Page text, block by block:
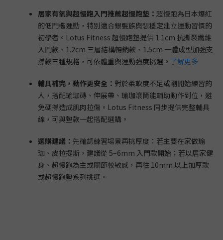
居家有氧與超慢跑入門推薦超慢跑墊： 超慢跑為日本爆紅
的低門檻運動，特別適合銀髮族與想穩定建立運動習慣的
初學者。Lotus Fitness 超慢跑墊提供 1.1cm 抗撕裂纖維
入門款、1.2cm 三層結構暢銷款、1.5cm 一體成型加強支
撐款三種規格，可依體重與運動強度挑選。 了解更多
輔具補完，動作更安全： 對於柔軟度不足或剛開始練習的
人，搭配瑜珈磚、伸展帶、瑜珈滾筒能輔助動作到位，避
免硬撐造成肌肉拉傷。Lotus Fitness 同步提供完整輔具
線，可與墊款一起搭配選購。
選購建議： 先確認練習場景再挑厚度：若主要在家做瑜
珈、皮拉提斯，建議從 5–6mm 入門款開始；若以居家健
身、超慢跑為主或關節較敏感，再往 10mm 以上加厚款
或超慢跑墊系列挑選。